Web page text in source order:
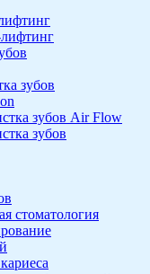
зубов
зубов Air Flow
зубов
стоматология